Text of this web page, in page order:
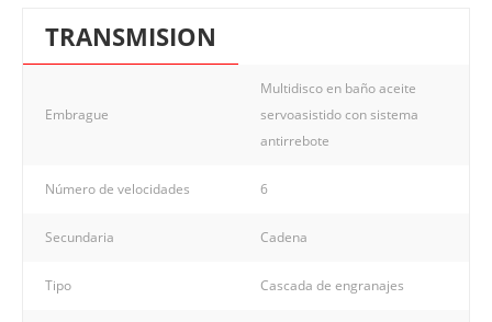
TRANSMISION
Embrague
Multidisco en baño aceite
servoasistido con sistema
antirrebote
Número de velocidades 6
Secundaria Cadena
Tipo Cascada de engranajes